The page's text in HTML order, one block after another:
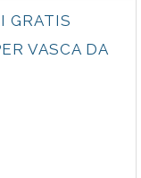
GRATIS
VASCA DA